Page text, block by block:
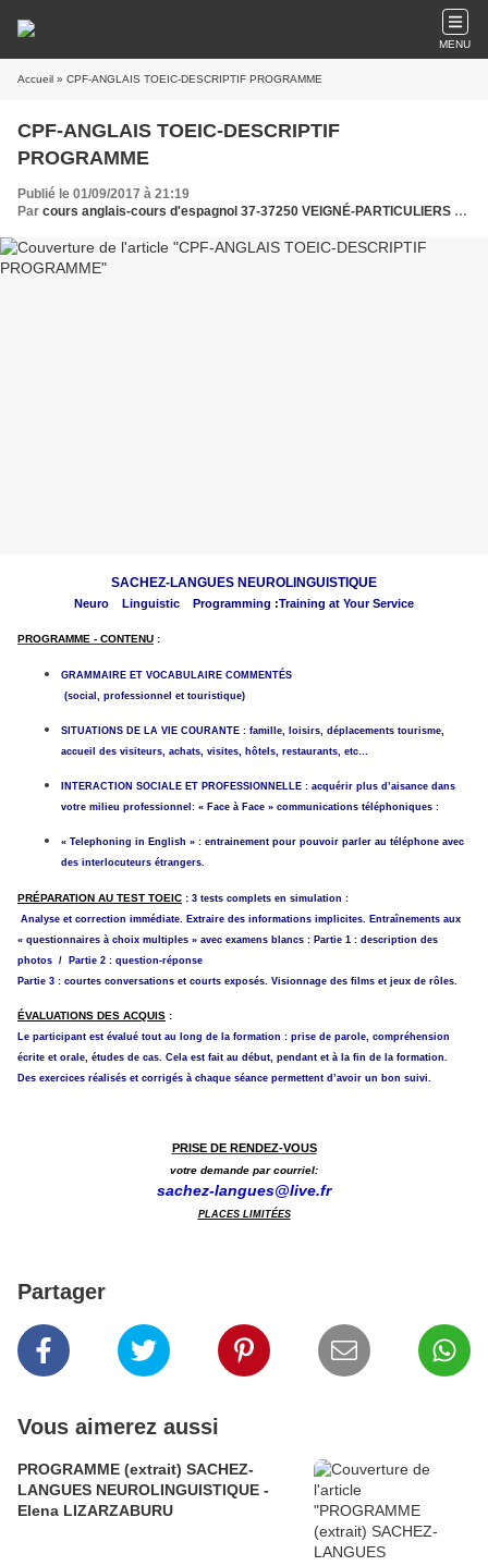
MENU
Accueil » CPF-ANGLAIS TOEIC-DESCRIPTIF PROGRAMME
CPF-ANGLAIS TOEIC-DESCRIPTIF
PROGRAMME
Publié le 01/09/2017 à 21:19
Par cours anglais-cours d'espagnol 37-37250 VEIGNÉ-PARTICULIERS et PROFESSIONNELS - sachez-langues.fr - CLUB SACHEZ-LANGUES & ASSOCIATION SACHEZ-LANGUES AESLA37 enfants à partir du CE1 - cours d'espagnol - "SACHEZ-LANGUES" SITE RECOMMANDÉ
SACHEZ-LANGUES NEUROLINGUISTIQUE
Neuro Linguistic Programming :Training at Your Service
PROGRAMME - CONTENU :
GRAMMAIRE ET VOCABULAIRE COMMENTÉS
(social, professionnel et touristique)
SITUATIONS DE LA VIE COURANTE : famille, loisirs, déplacements tourisme,
accueil des visiteurs, achats, visites, hôtels, restaurants, etc…
INTERACTION SOCIALE ET PROFESSIONNELLE : acquérir plus d’aisance dans
votre milieu professionnel: « Face à Face » communications téléphoniques :
« Telephoning in English » : entrainement pour pouvoir parler au téléphone avec
des interlocuteurs étrangers.
PRÉPARATION AU TEST TOEIC : 3 tests complets en simulation :
Analyse et correction immédiate. Extraire des informations implicites. Entraînements aux
« questionnaires à choix multiples » avec examens blancs : Partie 1 : description des
photos / Partie 2 : question-réponse
Partie 3 : courtes conversations et courts exposés. Visionnage des films et jeux de rôles.
ÉVALUATIONS DES ACQUIS :
Le participant est évalué tout au long de la formation : prise de parole, compréhension
écrite et orale, études de cas. Cela est fait au début, pendant et à la fin de la formation.
Des exercices réalisés et corrigés à chaque séance permettent d’avoir un bon suivi.
PRISE DE RENDEZ-VOUS
votre demande par courriel:
sachez-langues@live.fr
PLACES LIMITÉES
Partager
Vous aimerez aussi
PROGRAMME (extrait) SACHEZ-
LANGUES NEUROLINGUISTIQUE -
Elena LIZARZABURU